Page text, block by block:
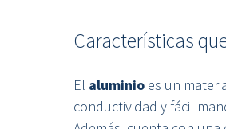
Características
El aluminio es un
conductividad y fácil